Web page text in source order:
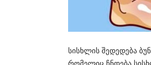
სისხლის შედედება